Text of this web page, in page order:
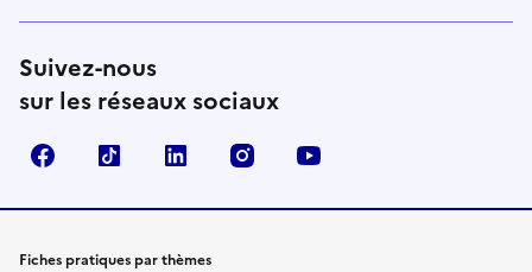
Suivez-nous
sur les réseaux sociaux
FacebookTikTok LinkedIn Instagram
Fiches pratiques par thèmes